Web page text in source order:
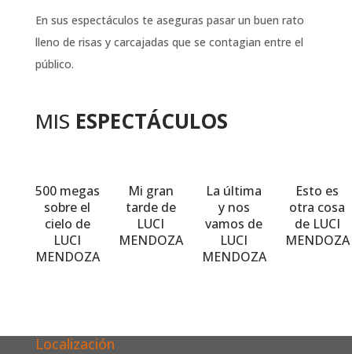
En sus espectáculos te aseguras pasar un buen rato
lleno de risas y carcajadas que se contagian entre el
público.
MIS ESPECTÁCULOS
500 megas
sobre el
cielo de
LUCI
MENDOZA
Mi gran
tarde de
LUCI
MENDOZA
La última
y nos
vamos de
LUCI
MENDOZA
Esto es
otra cosa
de LUCI
MENDOZA
Localización